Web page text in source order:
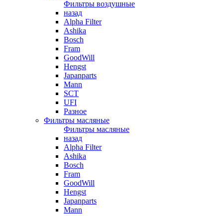
Фильтры воздушные
назад
Alpha Filter
Ashika
Bosch
Fram
GoodWill
Hengst
Japanparts
Mann
SCT
UFI
Разное
Фильтры масляные
Фильтры масляные
назад
Alpha Filter
Ashika
Bosch
Fram
GoodWill
Hengst
Japanparts
Mann